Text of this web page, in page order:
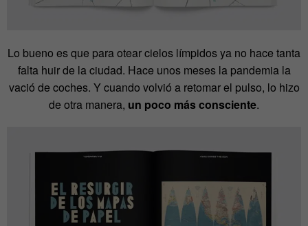
Lo bueno es que para otear cielos límpidos ya no hace tanta
falta huir de la ciudad. Hace unos meses la pandemia la
vació de coches. Y cuando volvió a retomar el pulso, lo hizo
de otra manera, un poco más consciente.